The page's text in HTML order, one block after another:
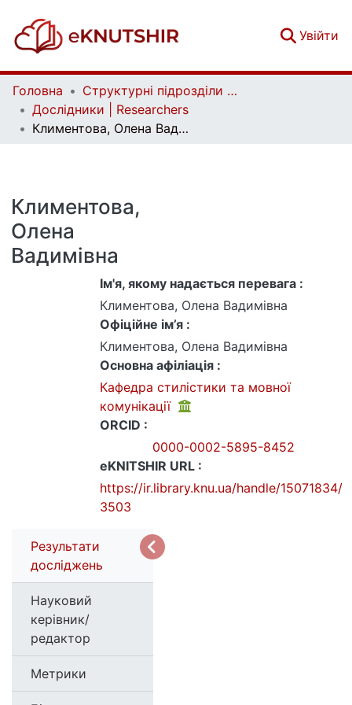
Увійти
Головна
Структурні підрозділи Київського національного університету імені Тараса Шевченка та Організації | Faculties, Institutes and Departments of Taras Shevchenko National University of Kyiv and Organizations
Дослідники | Researchers
Климентова, Олена Вадимівна
Климентова,
Олена
Вадимівна
Ім'я, якому надається перевага :
Климентова, Олена Вадимівна
Офіційне ім’я :
Климентова, Олена Вадимівна
Основна афіліація :
Кафедра стилістики та мовної
комунікації
ORCID :
0000-0002-5895-8452
eKNITSHIR URL :
https://ir.library.knu.ua/handle/15071834/
3503
Результати
досліджень
Науковий
керівник/
редактор
Метрики